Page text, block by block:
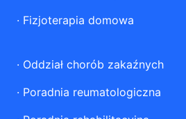
· Fizjoterapia domowa
· Oddział chorób zakaźnych
· Poradnia reumatologiczna